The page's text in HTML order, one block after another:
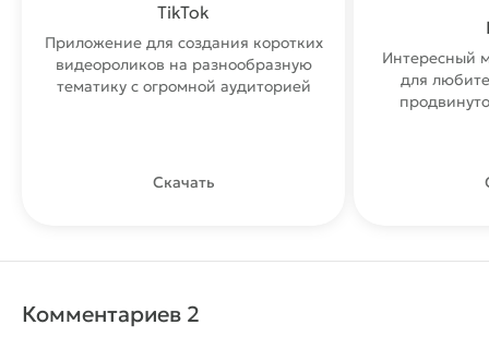
TikTok
Приложение для создания коротких
видеороликов на разнообразную
тематику с огромной аудиторией
Скачать
Интересный
для
Комментариев 2